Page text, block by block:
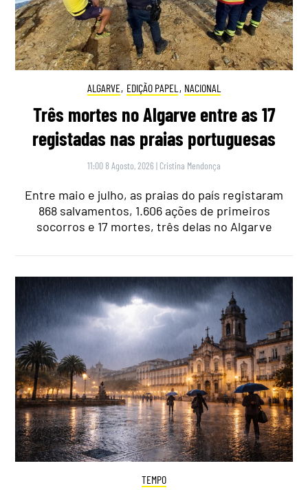
ALGARVE, EDIÇÃO PAPEL , NACIONAL
Três mortes no Algarve entre as 17
registadas nas praias portuguesas
11:00 8 Agosto, 2026 | Cristina Mendonça
Entre maio e julho, as praias do país registaram
868 salvamentos, 1.606 ações de primeiros
socorros e 17 mortes, três delas no Algarve
TEMPO